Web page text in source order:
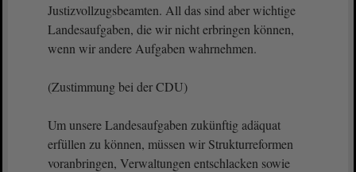
Justizvollzugsbeamten. All das sind aber wichtige
Landesaufgaben, die wir nicht erbringen können,
wenn wir andere Aufgaben wahrnehmen.
(Zustimmung bei der CDU)
Um unsere Landesaufgaben zukünftig adäquat
erfüllen zu können, müssen wir Strukturreformen
voranbringen, Verwaltungen entschlacken sowie